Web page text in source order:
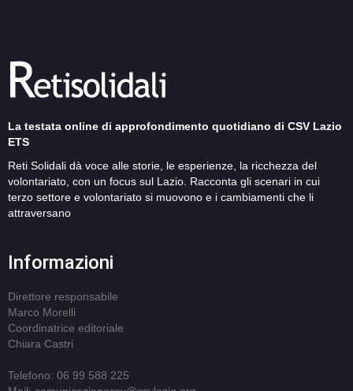
La testata online di approfondimento quotidiano di CSV Lazio
ETS
Reti Solidali dà voce alle storie, le esperienze, la ricchezza del
volontariato, con un focus sul Lazio. Racconta gli scenari in cui
terzo settore e volontariato si muovono e i cambiamenti che li
attraversano
Informazioni
Direttore responsabile
Marco Morelli
Coordinatrice editoriale
Chiara Castri
Telefono: 06 99 588 225